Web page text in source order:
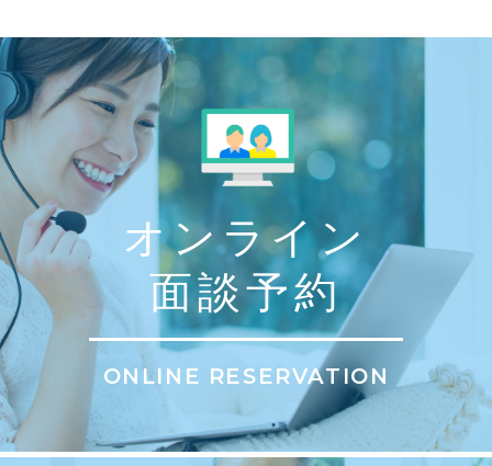
オンライン
面談予約
ONLINE RESERVATION